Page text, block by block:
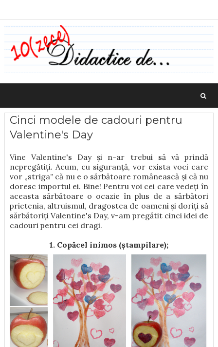
Cinci modele de cadouri pentru
Valentine's Day
Vine Valentine's Day și n-ar trebui să vă prindă
nepregătiți. Acum, cu siguranță, vor exista voci care
vor „striga” că nu e o sărbătoare românească și că nu
doresc importul ei. Bine! Pentru voi cei care vedeți în
aceasta sărbătoare o ocazie în plus de a sărbători
prietenia, altruismul, dragostea de oameni și doriți să
sărbătoriți Valentine's Day, v-am pregătit cinci idei de
cadouri pentru cei dragi.
1. Copăcel inimos (ștampilare);